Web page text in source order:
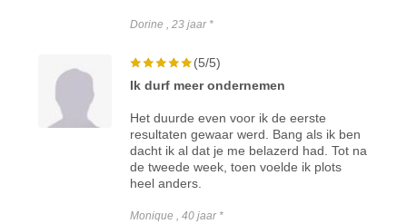
Dorine , 23 jaar *
(5/5)
Ik durf meer ondernemen
Het duurde even voor ik de eerste
resultaten gewaar werd. Bang als ik ben
dacht ik al dat je me belazerd had. Tot na
de tweede week, toen voelde ik plots
heel anders.
Monique , 40 jaar *